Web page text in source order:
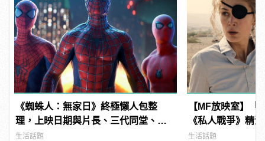
《蜘蛛人：無家日》終極懶人包整
理，上映日期與片長、三代同堂、湯
姆霍蘭德去向......
生活話題
【MF放映室】「
《私人戰爭》精
生活話題